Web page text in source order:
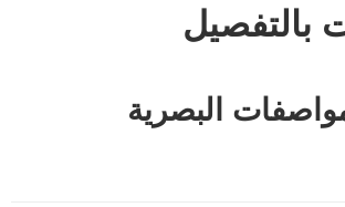
بالتفصيل
البصرية